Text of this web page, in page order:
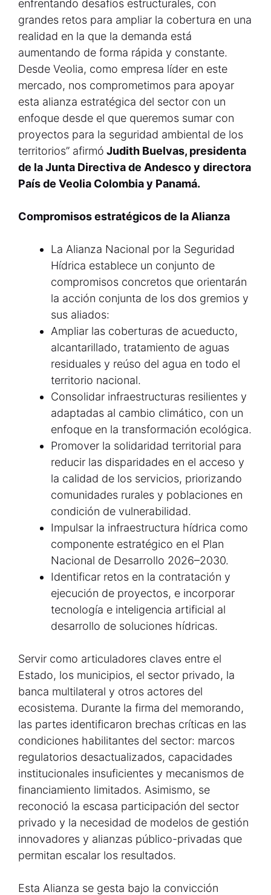
enfrentando desafíos estructurales, con
grandes retos para ampliar la cobertura en una
realidad en la que la demanda está
aumentando de forma rápida y constante.
Desde Veolia, como empresa líder en este
mercado, nos comprometimos para apoyar
esta alianza estratégica del sector con un
enfoque desde el que queremos sumar con
proyectos para la seguridad ambiental de los
territorios” afirmó Judith Buelvas, presidenta
de la Junta Directiva de Andesco y directora
País de Veolia Colombia y Panamá.
Compromisos estratégicos de la Alianza
La Alianza Nacional por la Seguridad
Hídrica establece un conjunto de
compromisos concretos que orientarán
la acción conjunta de los dos gremios y
sus aliados:
Ampliar las coberturas de acueducto,
alcantarillado, tratamiento de aguas
residuales y reúso del agua en todo el
territorio nacional.
Consolidar infraestructuras resilientes y
adaptadas al cambio climático, con un
enfoque en la transformación ecológica.
Promover la solidaridad territorial para
reducir las disparidades en el acceso y
la calidad de los servicios, priorizando
comunidades rurales y poblaciones en
condición de vulnerabilidad.
Impulsar la infraestructura hídrica como
componente estratégico en el Plan
Nacional de Desarrollo 2026–2030.
Identificar retos en la contratación y
ejecución de proyectos, e incorporar
tecnología e inteligencia artificial al
desarrollo de soluciones hídricas.
Servir como articuladores claves entre el
Estado, los municipios, el sector privado, la
banca multilateral y otros actores del
ecosistema. Durante la firma del memorando,
las partes identificaron brechas críticas en las
condiciones habilitantes del sector: marcos
regulatorios desactualizados, capacidades
institucionales insuficientes y mecanismos de
financiamiento limitados. Asimismo, se
reconoció la escasa participación del sector
privado y la necesidad de modelos de gestión
innovadores y alianzas público-privadas que
permitan escalar los resultados.
Esta Alianza se gesta bajo la convicción